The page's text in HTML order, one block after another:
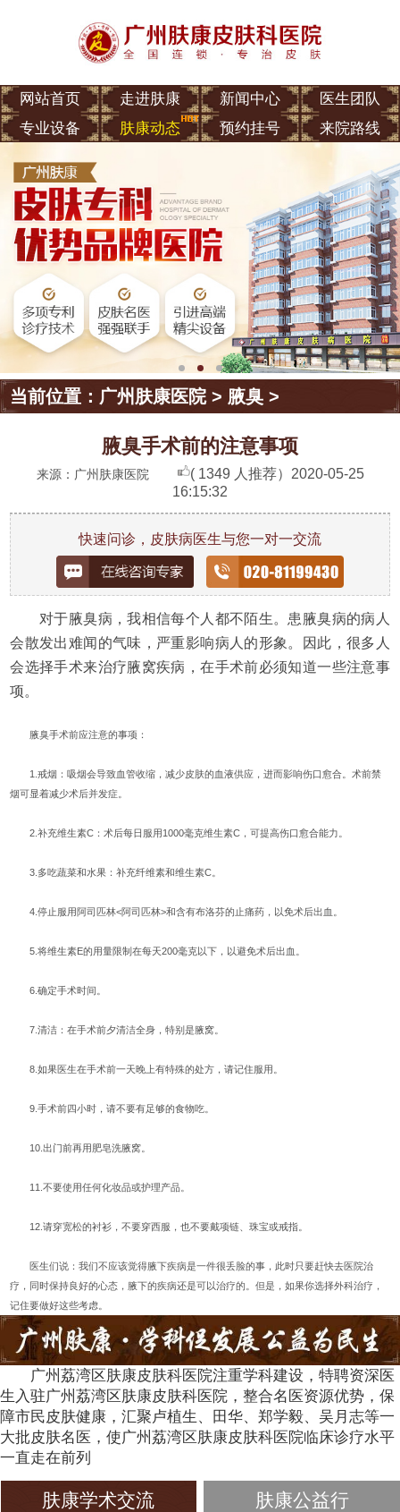
网站首页 走进肤康 新闻中心
医生团队
专业设备
肤康动态 预约挂号 来院路线
当前位置： 广州肤康医院> 腋臭 >
腋臭手术前的注意事项
来源：广州肤康医院 ( 1349 人推荐） 2020-05-25
16:15:32
快速问诊，皮肤病医生与您一对一交流
对于腋臭病，我相信每个人都不陌生。患腋臭病的病人
会散发出难闻的气味，严重影响病人的形象。因此，很多人
会选择手术来治疗腋窝疾病，在手术前必须知道一些注意事
项。
腋臭手术前应注意的事项：
1.戒烟：吸烟会导致血管收缩，减少皮肤的血液供应，进而影响伤口愈合。术前禁
烟可显着减少术后并发症。
2.补充维生素C：术后每日服用1000毫克维生素C，可提高伤口愈合能力。
3.多吃蔬菜和水果：补充纤维素和维生素C。
4.停止服用阿司匹林<阿司匹林>和含有布洛芬的止痛药，以免术后出血。
5.将维生素E的用量限制在每天200毫克以下，以避免术后出血。
6.确定手术时间。
7.清洁：在手术前夕清洁全身，特别是腋窝。
8.如果医生在手术前一天晚上有特殊的处方，请记住服用。
9.手术前四小时，请不要有足够的食物吃。
10.出门前再用肥皂洗腋窝。
11.不要使用任何化妆品或护理产品。
12.请穿宽松的衬衫，不要穿西服，也不要戴项链、珠宝或戒指。
医生们说：我们不应该觉得腋下疾病是一件很丢脸的事，此时只要赶快去医院治
疗，同时保持良好的心态，腋下的疾病还是可以治疗的。但是，如果你选择外科治疗，
记住要做好这些考虑。
广州荔湾区肤康皮肤科医院注重学科建设，特聘资深医
生入驻广州荔湾区肤康皮肤科医院，整合名医资源优势，保
障市民皮肤健康，汇聚卢植生、田华、郑学毅、吴月志等一
大批皮肤名医，使广州荔湾区肤康皮肤科医院临床诊疗水平
一直走在前列
肤康学术交流 肤康公益行